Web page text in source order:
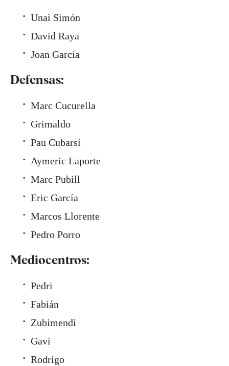
Unai Simón
David Raya
Joan García
Defensas:
Marc Cucurella
Grimaldo
Pau Cubarsí
Aymeric Laporte
Marc Pubill
Eric García
Marcos Llorente
Pedro Porro
Mediocentros:
Pedri
Fabián
Zubimendi
Gavi
Rodrigo